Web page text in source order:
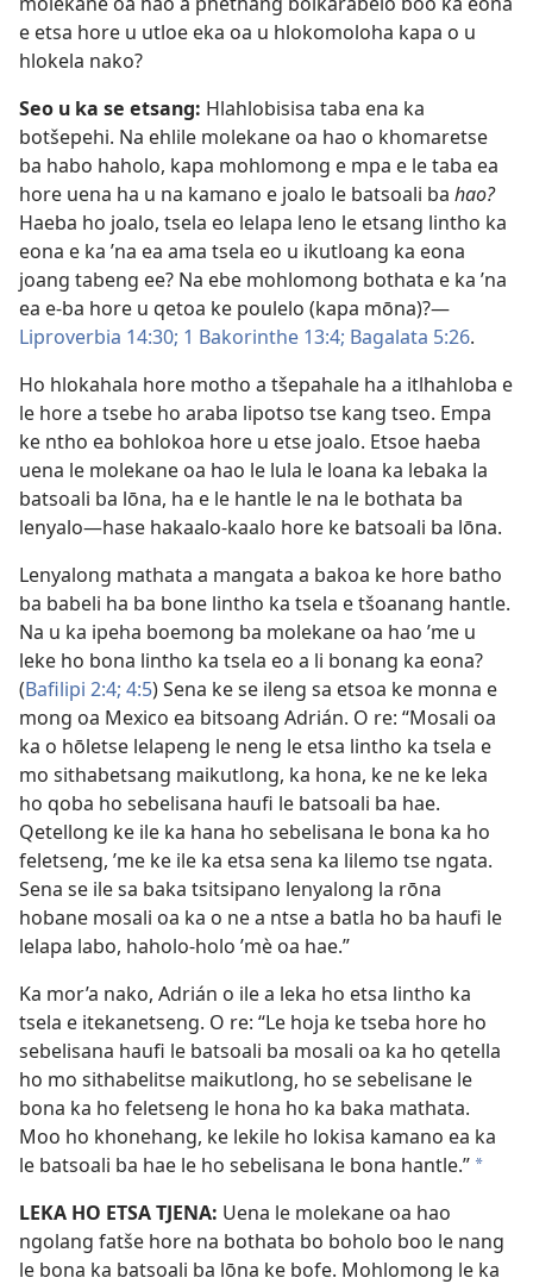
e etsa hore u utloe eka oa u hlokomoloha kapa o u
hlokela nako?
Seo u ka se etsang: Hlahlobisisa taba ena ka
botšepehi. Na ehlile molekane oa hao o khomaretse
ba habo haholo, kapa mohlomong e mpa e le taba ea
hore uena ha u na kamano e joalo le batsoali ba hao?
Haeba ho joalo, tsela eo lelapa leno le etsang lintho ka
eona e ka ’na ea ama tsela eo u ikutloang ka eona
joang tabeng ee? Na ebe mohlomong bothata e ka ’na
ea e-ba hore u qetoa ke poulelo (kapa mōna)?—
Liproverbia 14:30; 1 Bakorinthe 13:4; Bagalata 5:26.
Ho hlokahala hore motho a tšepahale ha a itlhahloba e
le hore a tsebe ho araba lipotso tse kang tseo. Empa
ke ntho ea bohlokoa hore u etse joalo. Etsoe haeba
uena le molekane oa hao le lula le loana ka lebaka la
batsoali ba lōna, ha e le hantle le na le bothata ba
lenyalo—hase hakaalo-kaalo hore ke batsoali ba lōna.
Lenyalong mathata a mangata a bakoa ke hore batho
ba babeli ha ba bone lintho ka tsela e tšoanang hantle.
Na u ka ipeha boemong ba molekane oa hao ’me u
leke ho bona lintho ka tsela eo a li bonang ka eona?
(Bafilipi 2:4; 4:5) Sena ke se ileng sa etsoa ke monna e
mong oa Mexico ea bitsoang Adrián. O re: “Mosali oa
ka o hōletse lelapeng le neng le etsa lintho ka tsela e
mo sithabetsang maikutlong, ka hona, ke ne ke leka
ho qoba ho sebelisana haufi le batsoali ba hae.
Qetellong ke ile ka hana ho sebelisana le bona ka ho
feletseng, ’me ke ile ka etsa sena ka lilemo tse ngata.
Sena se ile sa baka tsitsipano lenyalong la rōna
hobane mosali oa ka o ne a ntse a batla ho ba haufi le
lelapa labo, haholo-holo ’mè oa hae.”
Ka mor’a nako, Adrián o ile a leka ho etsa lintho ka
tsela e itekanetseng. O re: “Le hoja ke tseba hore ho
sebelisana haufi le batsoali ba mosali oa ka ho qetella
ho mo sithabelitse maikutlong, ho se sebelisane le
bona ka ho feletseng le hona ho ka baka mathata.
Moo ho khonehang, ke lekile ho lokisa kamano ea ka
le batsoali ba hae le ho sebelisana le bona hantle.” *
LEKA HO ETSA TJENA: Uena le molekane oa hao
ngolang fatše hore na bothata bo boholo boo le nang
le bona ka batsoali ba lōna ke bofe. Mohlomong le ka